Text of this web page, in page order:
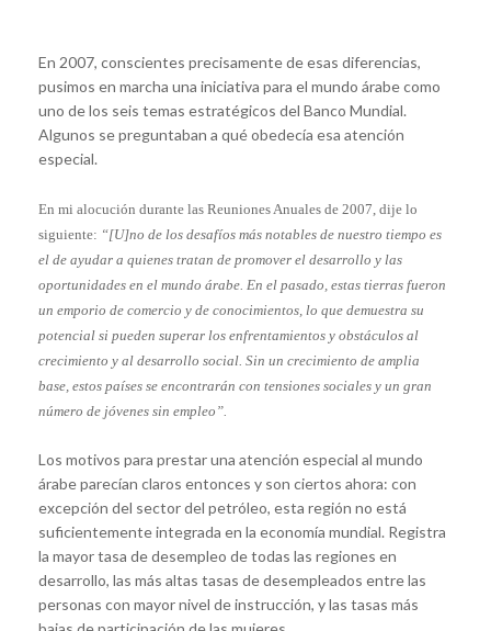
En 2007, conscientes precisamente de esas diferencias,
pusimos en marcha una iniciativa para el mundo árabe como
uno de los seis temas estratégicos del Banco Mundial.
Algunos se preguntaban a qué obedecía esa atención
especial.
En mi alocución durante las Reuniones Anuales de 2007, dije lo
siguiente: “[U]no de los desafíos más notables de nuestro tiempo es
el de ayudar a quienes tratan de promover el desarrollo y las
oportunidades en el mundo árabe. En el pasado, estas tierras fueron
un emporio de comercio y de conocimientos, lo que demuestra su
potencial si pueden superar los enfrentamientos y obstáculos al
crecimiento y al desarrollo social. Sin un crecimiento de amplia
base, estos países se encontrarán con tensiones sociales y un gran
número de jóvenes sin empleo”.
Los motivos para prestar una atención especial al mundo
árabe parecían claros entonces y son ciertos ahora: con
excepción del sector del petróleo, esta región no está
suficientemente integrada en la economía mundial. Registra
la mayor tasa de desempleo de todas las regiones en
desarrollo, las más altas tasas de desempleados entre las
personas con mayor nivel de instrucción, y las tasas más